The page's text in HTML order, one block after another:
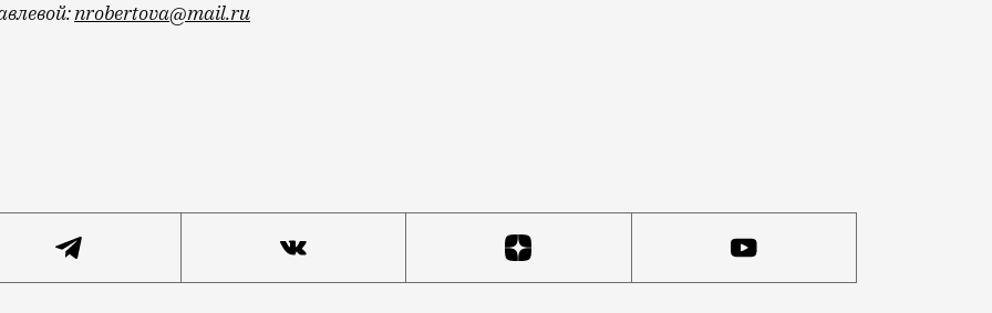
nrobertova@mail.ru
иногда их подкидывает тебе судьба. Городская клиническая больница №81 им. В. В. Вересаева,